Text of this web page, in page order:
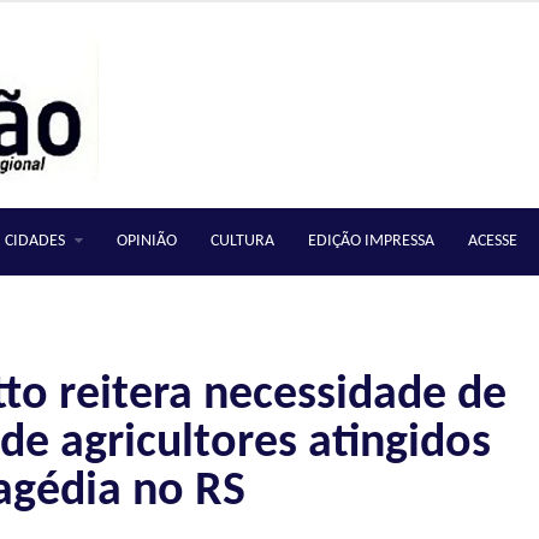
CIDADES OPINIÃO CULTURA EDIÇÃO IMPRESSA ACESSE
reitera necessidade de
agricultores atingidos
no RS